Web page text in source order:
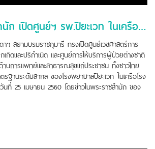
ข่าวในพระราชสำนัก เปิดศูนย์ฯ รพ.ปิยะเวท ในเครือรพ.บางปะกอก
ฯ สยามบรมราชกุมารี ทรงเปิดศูนย์เวชศาสตร์การ
ดและปริกำเนิด และศูนย์การให้บริการผู้ป่วยต่างชาติ
นการแพทย์และสาธารณสุขแก่ประชาชน ทั้งชาวไทย
รฐานระดับสากล ของโรงพยาบาลปิยะเวท ในเครือโรง
ที่ 25 เมษายน 2560 โดยข่าวในพระราชสำนัก ของ